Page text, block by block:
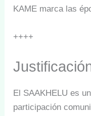
KAME marca las
++++
El SAAKHELU es
participación